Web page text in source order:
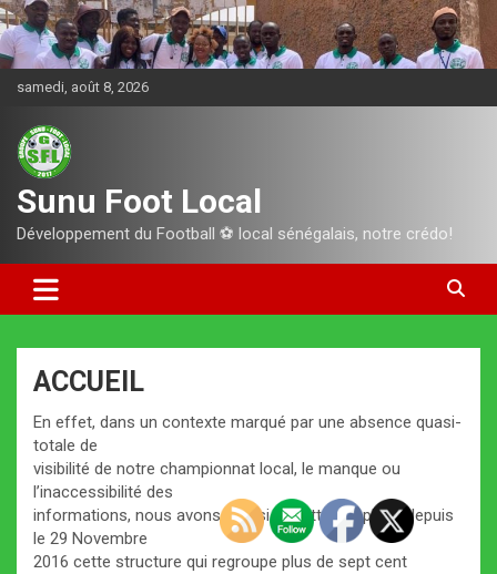
Aller
au
contenu
samedi, août 8, 2026
Sunu Foot Local
Développement du Football ⚽️ local sénégalais, notre crédo!
ACCUEIL
En effet, dans un contexte marqué par une absence quasi-
totale de
visibilité de notre championnat local, le manque ou
l’inaccessibilité des
informations, nous avons réussi à mettre en place depuis
le 29 Novembre
2016 cette structure qui regroupe plus de sept cent